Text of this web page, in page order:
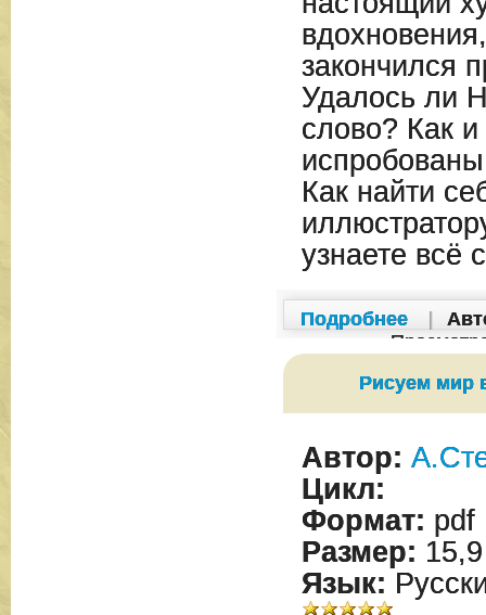
закончился
Удалось ли
слово? Как и
Как найти
узнаете всё
Подробнее
Рисуем мир
Автор:
Цикл:
Формат: pdf
Размер:
Язык: